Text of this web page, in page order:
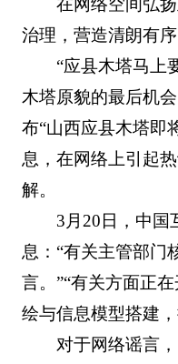
在网络空间弘
治理，营造清朗有序
“应县木塔马上
木塔原貌的最后机
布“山西应县木塔即
息，在网络上引起
解。
3月20日，中国
息：“有关主管部门
言。”“有关方面正
绘与信息模型搭建
对于网络谣言